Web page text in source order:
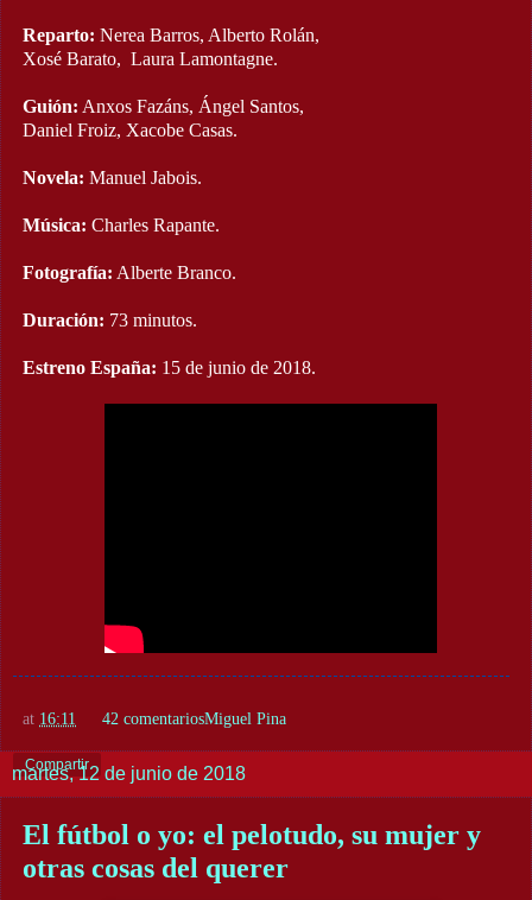
Reparto: Nerea Barros, Alberto Rolán,
Xosé Barato, Laura Lamontagne.
Guión: Anxos Fazáns, Ángel Santos,
Daniel Froiz, Xacobe Casas.
Novela: Manuel Jabois.
Música: Charles Rapante.
Fotografía: Alberte Branco.
Duración: 73 minutos.
Estreno España: 15 de junio de 2018.
Miguel Pina
at 16:11 42 comentarios
Compartir
martes, 12 de junio de 2018
El fútbol o yo: el pelotudo, su mujer y
otras cosas del querer